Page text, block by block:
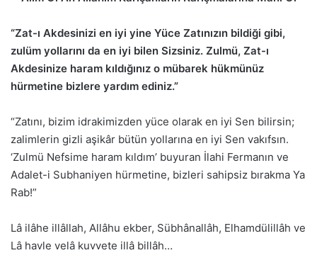
“Zat-ı Akdesinizi en iyi yine Yüce Zatınızın bildiği gibi,
zulüm yollarını da en iyi bilen Sizsiniz. Zulmü, Zat-ı
Akdesinize haram kıldığınız o mübarek hükmünüz
hürmetine bizlere yardım ediniz.”
“Zatını, bizim idrakimizden yüce olarak en iyi Sen bilirsin;
zalimlerin gizli aşikâr bütün yollarına en iyi Sen vakıfsın.
‘Zulmü Nefsime haram kıldım’ buyuran İlahi Fermanın ve
Adalet-i Subhaniyen hürmetine, bizleri sahipsiz bırakma Ya
Rab!”
Lâ ilâhe illâllah, Allâhu ekber, Sübhânallâh, Elhamdülillâh ve
Lâ havle velâ kuvvete illâ billâh…